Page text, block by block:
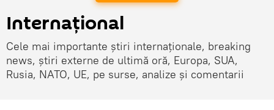
Internaţional
Cele mai importante știri internaționale, breaking
news, știri externe de ultimă oră, Europa, SUA,
Rusia, NATO, UE, pe surse, analize și comentarii